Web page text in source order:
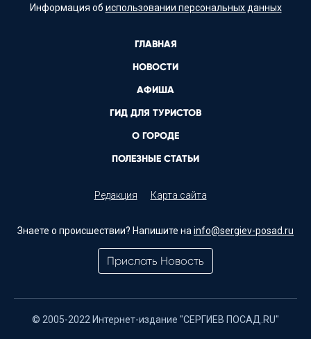
Информация об использовании персональных данных
ГЛАВНАЯ
НОВОСТИ
АФИША
ГИД ДЛЯ ТУРИСТОВ
О ГОРОДЕ
ПОЛЕЗНЫЕ СТАТЬИ
Редакция Карта сайта
Знаете о происшествии? Напишите на info@sergiev-posad.ru
Прислать Новость
© 2005-2022 Интернет-издание "СЕРГИЕВ ПОСАД.RU"